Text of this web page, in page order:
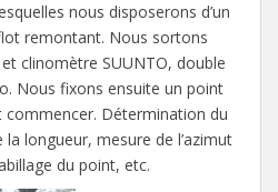
nous disposerons d’un
remontant. Nous sortons
clinomètre SUUNTO, double
Nous fixons ensuite un point
commencer. Détermination du
longueur, mesure de l’azimut
du point, etc.